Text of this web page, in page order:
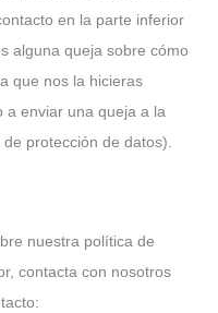
en la parte inferior
alguna queja sobre cómo
que nos la hicieras
a enviar una queja a la
protección de datos).
nuestra política de
contacta con nosotros